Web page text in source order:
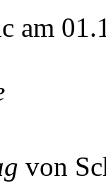
am
von